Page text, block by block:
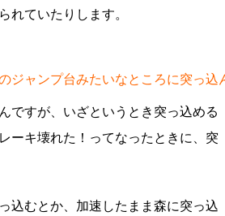
れていたりします。
ジャンプ台みたいなところに突っ込
ですが、いざというとき突っ込める
ーキ壊れた！ってなったときに、突
込むとか、加速したまま森に突っ込